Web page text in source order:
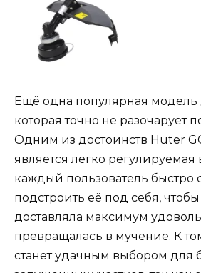
Ещё одна популярная модель
которая точно не разочарует
Одним из достоинств Huter
является легко регулируемая
каждый пользователь быстро
подстроить её под себя, чтобы
доставляла максимум
превращалась в мучение. К
станет удачным выбором для